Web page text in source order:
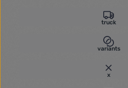
truck
variants
x